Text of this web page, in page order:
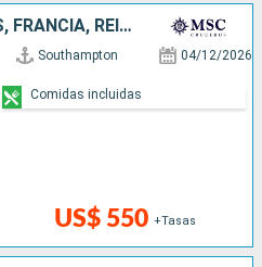
ALEMANIA, PAISES BAJOS, FRANCIA, REINO UNIDO
Southampton 04/12/2026
US$ 550 +Tasas
Comidas incluidas